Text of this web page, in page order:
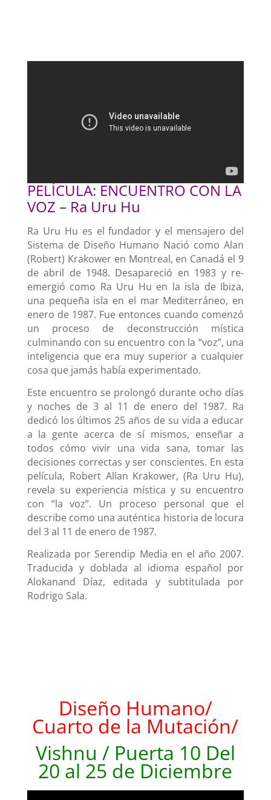
PELÍCULA: ENCUENTRO CON LA
VOZ – Ra Uru Hu
Ra Uru Hu es el fundador y el mensajero del
Sistema de Diseño Humano Nació como Alan
(Robert) Krakower en Montreal, en Canadá el 9
de abril de 1948. Desapareció en 1983 y re-
emergió como Ra Uru Hu en la isla de Ibiza,
una pequeña isla en el mar Mediterráneo, en
enero de 1987. Fue entonces cuando comenzó
un proceso de deconstrucción mística
culminando con su encuentro con la “voz”, una
inteligencia que era muy superior a cualquier
cosa que jamás había experimentado.
Este encuentro se prolongó durante ocho días
y noches de 3 al 11 de enero del 1987. Ra
dedicó los últimos 25 años de su vida a educar
a la gente acerca de sí mismos, enseñar a
todos cómo vivir una vida sana, tomar las
decisiones correctas y ser conscientes. En esta
película, Robert Allan Krakower, (Ra Uru Hu),
revela su experiencia mística y su encuentro
con “la voz”. Un proceso personal que el
describe como una auténtica historia de locura
del 3 al 11 de enero de 1987.
Realizada por Serendip Media en el año 2007.
Traducida y doblada al idioma español por
Alokanand Díaz, editada y subtitulada por
Rodrigo Sala.
Diseño Humano/
Cuarto de la Mutación/
Vishnu / Puerta 10 Del
20 al 25 de Diciembre